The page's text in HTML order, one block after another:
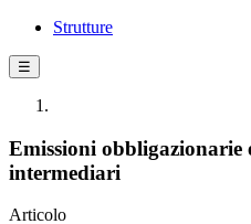
Strutture
☰
Emissioni obbligazionarie
intermediari
Articolo